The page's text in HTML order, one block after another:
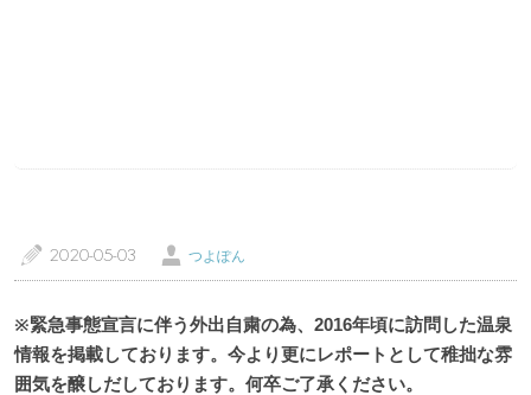
ご意見・お問い合わせ 利用規約
個人情報保護方針
a 2020-05-03 Ü つよぽん
※緊急事態宣言に伴う外出自粛の為、2016年頃に訪問した温泉
情報を掲載しております。今より更にレポートとして稚拙な雰
囲気を醸しだしております。何卒ご了承ください。